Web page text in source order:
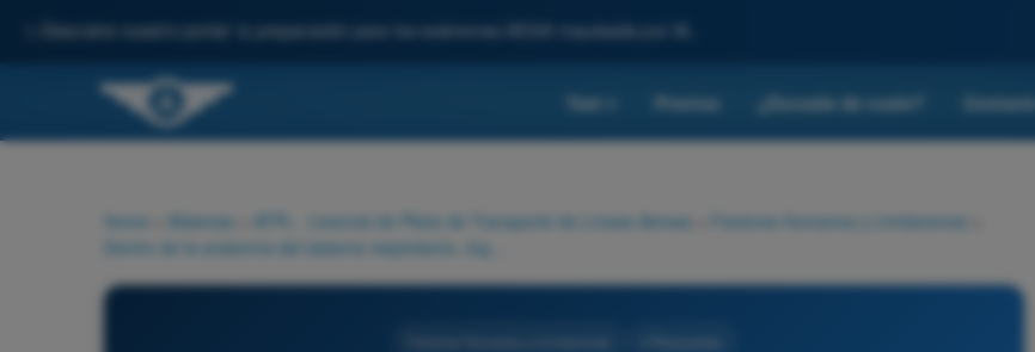
Descubre nuestro portal: tu preparación para los exámenes AESA impulsada por IA.
Test Precios ¿Escuela de vuelo? Contacto
Home Materias ATPL - Licencia de Piloto de Transporte de Líneas Aéreas Factores Humanos y Limitaciones